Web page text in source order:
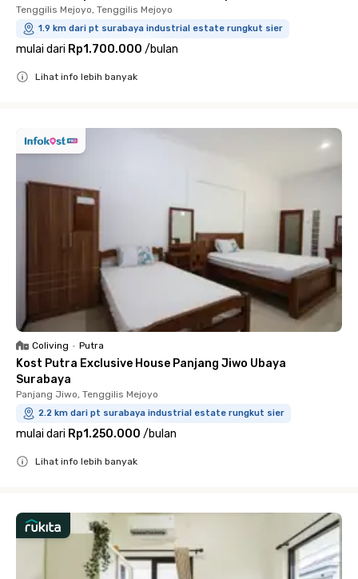
Tenggilis Mejoyo, Tenggilis Mejoyo
1.9 km dari pt surabaya industrial estate rungkut sier
mulai dari Rp1.700.000 /bulan
Lihat info lebih banyak
Coliving • Putra
Kost Putra Exclusive House Panjang Jiwo Ubaya
Surabaya
Panjang Jiwo, Tenggilis Mejoyo
2.2 km dari pt surabaya industrial estate rungkut sier
mulai dari Rp1.250.000 /bulan
Lihat info lebih banyak